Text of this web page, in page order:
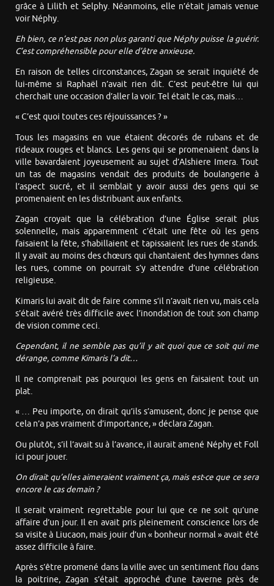
grâce à Lilith et Selphy. Néanmoins, elle n’était jamais venue
voir Néphy.
Eh bien, ce n’est pas non plus garanti que Néphy puisse la guérir.
C’est compréhensible pour elle d’être anxieuse.
En raison de telles circonstances, Zagan se serait inquiété de
lui-même si Raphaël n’avait rien dit. C’est peut-être lui qui
cherchait une occasion d’aller la voir. Tel était le cas, mais…
« C’est quoi toutes ces réjouissances ? »
Tous les magasins en vue étaient décorés de rubans et de
rideaux rouges et blancs. Les gens qui se promenaient dans la
ville bavardaient joyeusement au sujet d’Alshiere Imera. Tout
un tas de magasins vendait des produits de boulangerie à
l’aspect sucré, et il semblait y avoir aussi des gens qui se
promenaient en les distribuant aux enfants.
Zagan croyait que la célébration d’une Église serait plus
solennelle, mais apparemment c’était une fête où les gens
faisaient la fête, s’habillaient et tapissaient les rues de stands.
Il y avait au moins des chœurs qui chantaient des hymnes dans
les rues, comme on pourrait s’y attendre d’une célébration
religieuse.
Kimaris lui avait dit de faire comme s’il n’avait rien vu, mais cela
s’était avéré très difficile avec l’inondation de tout son champ
de vision comme ceci.
Cependant, il ne semble pas qu’il y ait quoi que ce soit qui me
dérange, comme Kimaris l’a dit…
Il ne comprenait pas pourquoi les gens en faisaient tout un
plat.
« … Peu importe, on dirait qu’ils s’amusent, donc je pense que
cela n’a pas vraiment d’importance, » déclara Zagan.
Ou plutôt, s’il l’avait su à l’avance, il aurait amené Néphy et Foll
ici pour jouer.
On dirait qu’elles aimeraient vraiment ça, mais est-ce que ce sera
encore le cas demain ?
Il serait vraiment regrettable pour lui que ce ne soit qu’une
affaire d’un jour. Il en avait pris pleinement conscience lors de
sa visite à Liucaon, mais jouir d’un « bonheur normal » avait été
assez difficile à faire.
Après s’être promené dans la ville avec un sentiment flou dans
la poitrine, Zagan s’était approché d’une taverne près de